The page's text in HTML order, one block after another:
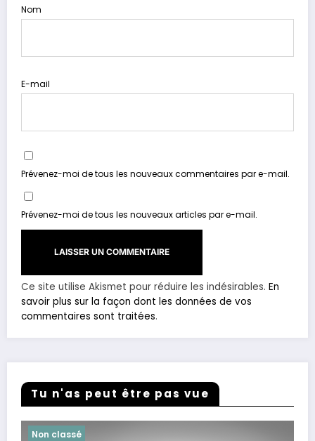
Nom
E-mail
Prévenez-moi de tous les nouveaux commentaires par e-mail.
Prévenez-moi de tous les nouveaux articles par e-mail.
Ce site utilise Akismet pour réduire les indésirables. En
savoir plus sur la façon dont les données de vos
commentaires sont traitées.
Tu n'as peut être pas vue
Non classé